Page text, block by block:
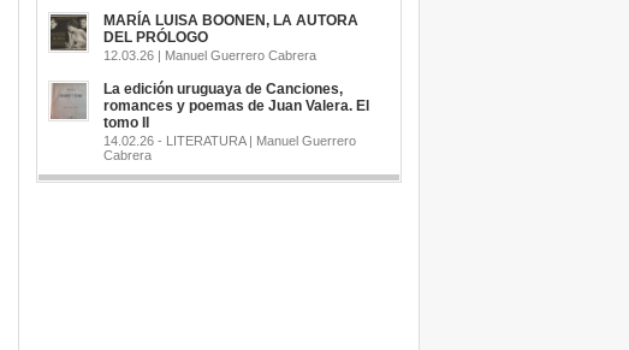
MARÍA LUISA BOONEN, LA AUTORA
DEL PRÓLOGO
12.03.26 | Manuel Guerrero Cabrera
La edición uruguaya de Canciones,
romances y poemas de Juan Valera. El
tomo II
14.02.26 - LITERATURA | Manuel Guerrero
Cabrera